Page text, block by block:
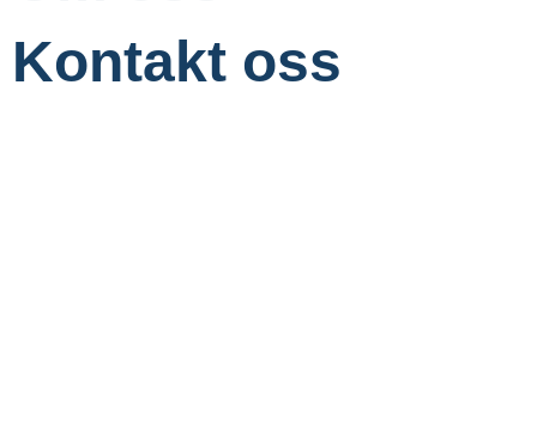
Kontakt oss